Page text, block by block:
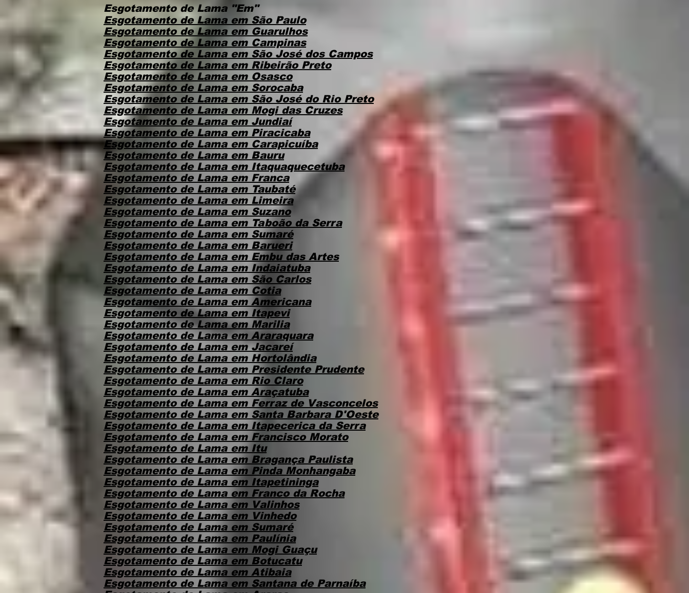
Esgotamento de Lama "Em"
Esgotamento de Lama em São Paulo
Esgotamento de Lama em Guarulhos
Esgotamento de Lama em Campinas
Esgotamento de Lama em São José dos Campos
Esgotamento de Lama em Ribeirão Preto
Esgotamento de Lama em Osasco
Esgotamento de Lama em Sorocaba
Esgotamento de Lama em São José do Rio Preto
Esgotamento de Lama em Mogi das Cruzes
Esgotamento de Lama em Jundiaí
Esgotamento de Lama em Piracicaba
Esgotamento de Lama em Carapicuíba
Esgotamento de Lama em Bauru
Esgotamento de Lama em Itaquaquecetuba
Esgotamento de Lama em Franca
Esgotamento de Lama em Taubaté
Esgotamento de Lama em Limeira
Esgotamento de Lama em Suzano
Esgotamento de Lama em Taboão da Serra
Esgotamento de Lama em Sumaré
Esgotamento de Lama em Barueri
Esgotamento de Lama em Embu das Artes
Esgotamento de Lama em Indaiatuba
Esgotamento de Lama em São Carlos
Esgotamento de Lama em Cotia
Esgotamento de Lama em Americana
Esgotamento de Lama em Itapevi
Esgotamento de Lama em Marilia
Esgotamento de Lama em Araraquara
Esgotamento de Lama em Jacareí
Esgotamento de Lama em Hortolândia
Esgotamento de Lama em Presidente Prudente
Esgotamento de Lama em Rio Claro
Esgotamento de Lama em Araçatuba
Esgotamento de Lama em Ferraz de Vasconcelos
Esgotamento de Lama em Santa Barbara D'Oeste
Esgotamento de Lama em Itapecerica da Serra
Esgotamento de Lama em Francisco Morato
Esgotamento de Lama em Itu
Esgotamento de Lama em Bragança Paulista
Esgotamento de Lama em Pinda Monhangaba
Esgotamento de Lama em Itapetininga
Esgotamento de Lama em Franco da Rocha
Esgotamento de Lama em Valinhos
Esgotamento de Lama em Vinhedo
Esgotamento de Lama em Sumaré
Esgotamento de Lama em Paulínia
Esgotamento de Lama em Mogi Guaçu
Esgotamento de Lama em Botucatu
Esgotamento de Lama em Atibaia
Esgotamento de Lama em Santana de Parnaíba